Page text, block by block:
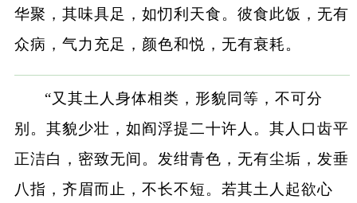
华聚，其味具足，如忉利天食。彼食此饭，无有
众病，气力充足，颜色和悦，无有衰耗。
“又其土人身体相类，形貌同等，不可分
别。其貌少壮，如阎浮提二十许人。其人口齿平
正洁白，密致无间。发绀青色，无有尘垢，发垂
八指，齐眉而止，不长不短。若其土人起欲心